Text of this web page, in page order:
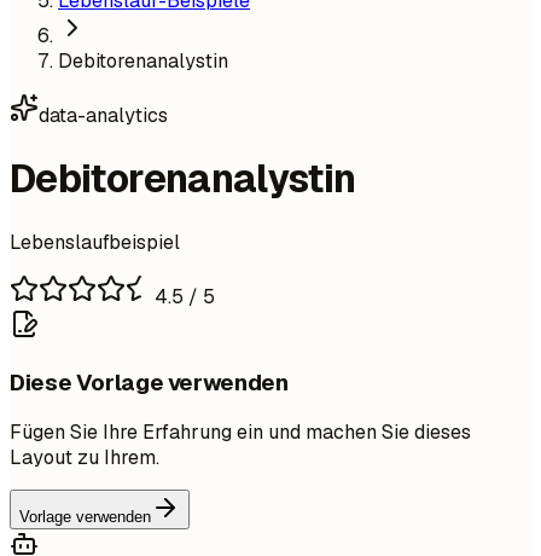
Debitorenanalystin
data-analytics
Debitorenanalystin
Lebenslaufbeispiel
4.5 / 5
Diese Vorlage verwenden
Fügen Sie Ihre Erfahrung ein und machen Sie dieses
Layout zu Ihrem.
Vorlage verwenden